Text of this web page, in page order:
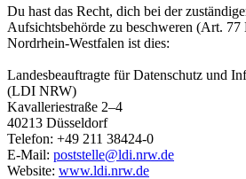
Du hast das Recht, dich bei der
Aufsichtsbehörde zu beschweren (Art.
Nordrhein-Westfalen ist dies:
Landesbeauftragte für Datenschutz und
(LDI NRW)
Kavalleriestraße 2–4
40213 Düsseldorf
Telefon: +49 211 38424-0
E-Mail: poststelle@ldi.nrw.de
Website: www.ldi.nrw.de